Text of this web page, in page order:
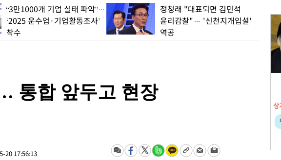
개 기업 실태 파악”…
운수업·기업활동조사’
정청래 "대표되면 김민석
윤리감찰"… '신천지개입설'
역공
통합 앞두고 현장
20 17:56:13